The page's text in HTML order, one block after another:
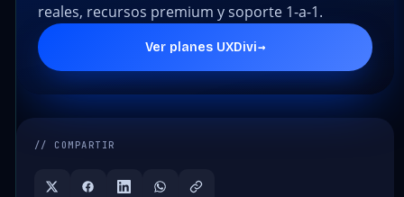
reales, recursos premium y soporte 1-a-1.
Ver planes UXDivi→
// COMPARTIR